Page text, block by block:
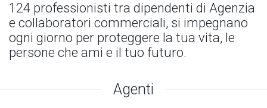
124 professionisti tra dipendenti di Agenzia
e collaboratori commerciali, si impegnano
ogni giorno per proteggere la tua vita, le
persone che ami e il tuo futuro.
Agenti